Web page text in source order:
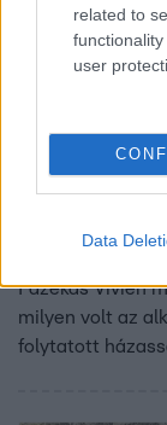
related to
user
Data
Bulvár
2023. január 18.
Molnár
négysávos út
Fazekas Vivien
milyen volt az
folytatott